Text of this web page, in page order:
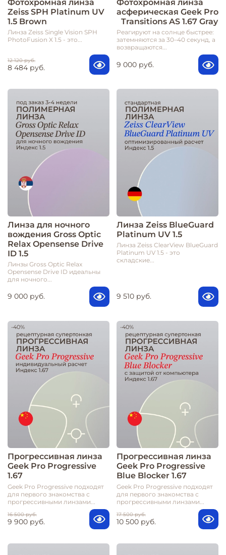
Фотохромная линза
Zeiss SPH Platinum UV
1.5 Brown
Линза Zeiss Single Vision SPH
PhotoFusion X 1.5 - это...
12 120 руб.
8 484 руб.
Фотохромная линза
асферическая Geek Pro
Transitions AS 1.67 Gray
Реагируют на солнце быстрее:
затемняются за 30–40 секунд, а
возвращаются...
9 000 руб.
Линза для ночного
вождения Gross Optic
Relax Opensense Drive
ID 1.5
Линзы Gross Optic Relax
Opensense Drive ID идеальны
для ночного...
9 000 руб.
Линза Zeiss BlueGuard
Platinum UV 1.5
Линза Zeiss ClearView BlueGuard
Platinum UV 1.5 - это
складские...
9 510 руб.
-40%
Прогрессивная линза
Geek Pro Progressive
1.67
Geek Pro Progressive подходят
для первого знакомства с
прогрессивными линзами...
16 500 руб.
9 900 руб.
-40%
Прогрессивная линза
Geek Pro Progressive
Blue Blocker 1.67
Geek Pro Progressive подходят
для первого знакомства с
прогрессивными линзами...
17 500 руб.
10 500 руб.